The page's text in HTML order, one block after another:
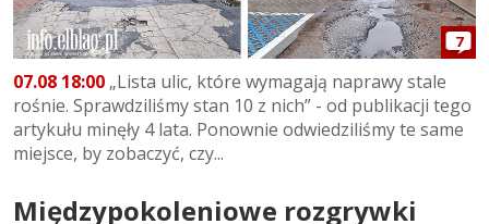
7
07.08 18:00 „Lista ulic, które wymagają naprawy stale
rośnie. Sprawdziliśmy stan 10 z nich” - od publikacji tego
artykułu minęły 4 lata. Ponownie odwiedziliśmy te same
miejsce, by zobaczyć, czy...
Międzypokoleniowe rozgrywki